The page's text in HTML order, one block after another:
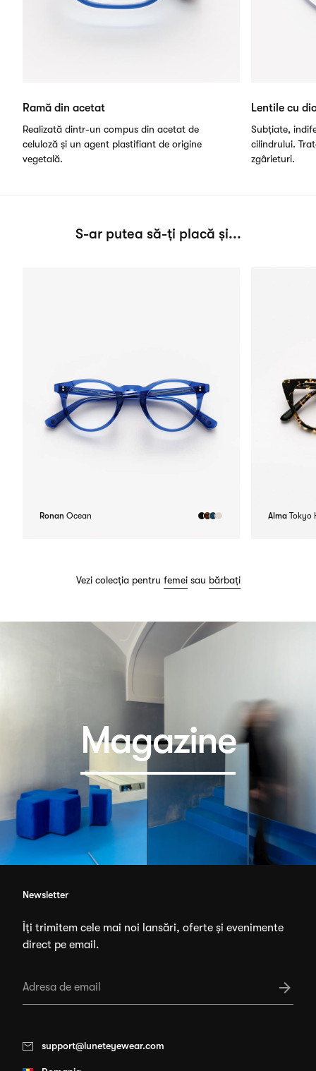
Ramă din acetat
Realizată dintr-un compus din acetat de
celuloză și un agent plastifiant de origine
vegetală.
Lentile cu
Subțiate,
cilindrului.
zgârieturi.
S-ar putea să-ți placă și...
Ronan Ocean Alma Tokyo
Vezi colecția pentru femei sau bărbați
Magazine
Newsletter
Îți trimitem cele mai noi lansări, oferte și evenimente
direct pe email.
support@luneteyewear.com